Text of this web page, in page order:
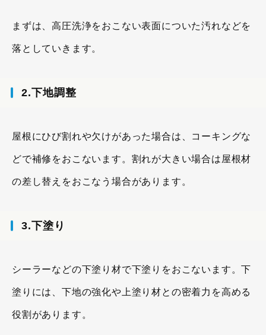
まずは、高圧洗浄をおこない表面についた汚れなどを
落としていきます。
2.下地調整
屋根にひび割れや欠けがあった場合は、コーキングな
どで補修をおこないます。割れが大きい場合は屋根材
の差し替えをおこなう場合があります。
3.下塗り
シーラーなどの下塗り材で下塗りをおこないます。下
塗りには、下地の強化や上塗り材との密着力を高める
役割があります。